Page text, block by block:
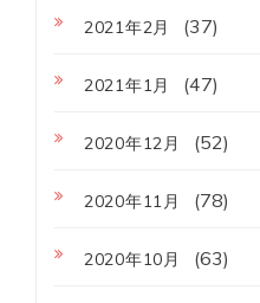
2021年2月 (37)
2021年1月 (47)
2020年12月 (52)
2020年11月 (78)
2020年10月 (63)